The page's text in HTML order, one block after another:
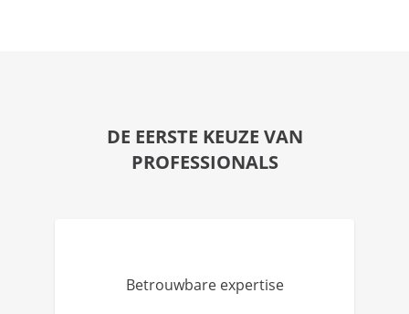
DE EERSTE KEUZE VAN
PROFESSIONALS
Betrouwbare expertise